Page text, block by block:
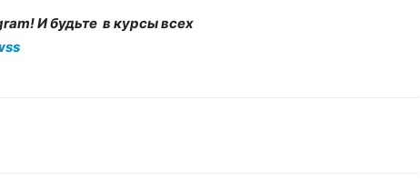
И будьте в курсы всех